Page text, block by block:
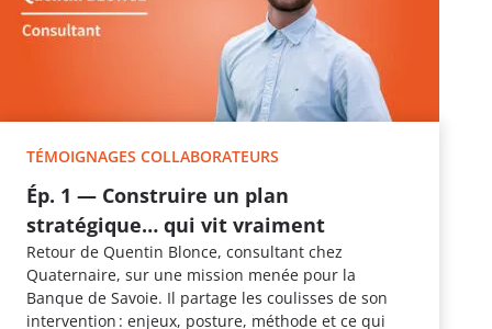
TÉMOIGNAGES COLLABORATEURS
Ép. 1 — Construire un plan
stratégique… qui vit vraiment
Retour de Quentin Blonce, consultant chez
Quaternaire, sur une mission menée pour la
Banque de Savoie. Il partage les coulisses de son
intervention : enjeux, posture, méthode et ce qui